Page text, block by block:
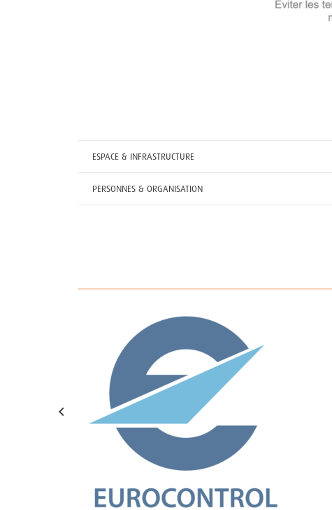
ESPACE & INFRASTRUCTURE
PERSONNES & ORGANISATION